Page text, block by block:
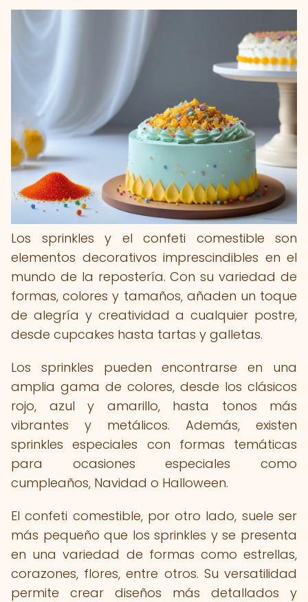
Los sprinkles y el confeti comestible son
elementos decorativos imprescindibles en el
mundo de la repostería. Con su variedad de
formas, colores y tamaños, añaden un toque
de alegría y creatividad a cualquier postre,
desde cupcakes hasta tartas y galletas.
Los sprinkles pueden encontrarse en una
amplia gama de colores, desde los clásicos
rojo, azul y amarillo, hasta tonos más
vibrantes y metálicos. Además, existen
sprinkles especiales con formas temáticas
para ocasiones especiales como
cumpleaños, Navidad o Halloween.
El confeti comestible, por otro lado, suele ser
más pequeño que los sprinkles y se presenta
en una variedad de formas como estrellas,
corazones, flores, entre otros. Su versatilidad
permite crear diseños más detallados y